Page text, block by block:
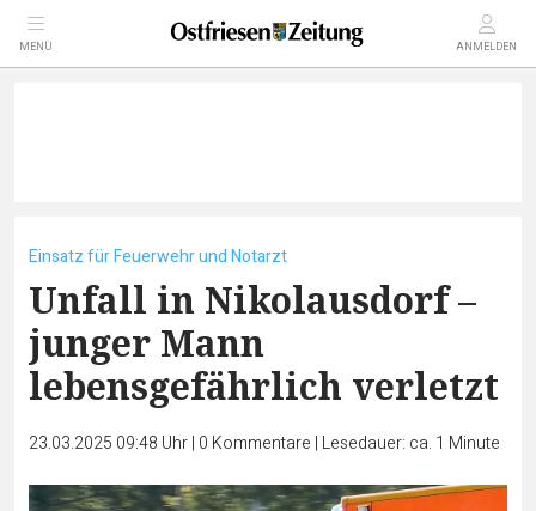
MENÜ ANMELDEN
Einsatz für Feuerwehr und Notarzt
Unfall in Nikolausdorf –
junger Mann
lebensgefährlich verletzt
23.03.2025 09:48 Uhr| 0 Kommentare | Lesedauer: ca. 1 Minute